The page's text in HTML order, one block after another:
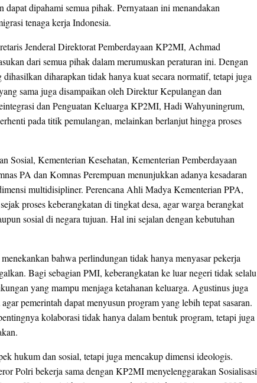
dapat dipahami semua pihak. Pernyataan ini menandakan
tenaga kerja Indonesia.
Jenderal Direktorat Pemberdayaan KP2MI, Achmad
dari semua pihak dalam merumuskan peraturan ini. Dengan
diharapkan tidak hanya kuat secara normatif, tetapi juga
sama juga disampaikan oleh Direktur Kepulangan dan
dan Penguatan Keluarga KP2MI, Hadi Wahyuningrum,
pada titik pemulangan, melainkan berlanjut hingga proses
Sosial, Kementerian Kesehatan, Kementerian Pemberdayaan
PA dan Komnas Perempuan menunjukkan adanya kesadaran
multidisipliner. Perencana Ahli Madya Kementerian PPA,
proses keberangkatan di tingkat desa, agar warga berangkat
sosial di negara tujuan. Hal ini sejalan dengan kebutuhan
bahwa perlindungan tidak hanya menyasar pekerja
Bagi sebagian PMI, keberangkatan ke luar negeri tidak selalu
yang mampu menjaga ketahanan keluarga. Agustinus juga
pemerintah dapat menyusun program yang lebih tepat sasaran.
kolaborasi tidak hanya dalam bentuk program, tetapi juga
hukum dan sosial, tetapi juga mencakup dimensi ideologis.
Polri bekerja sama dengan KP2MI menyelenggarakan Sosialisasi